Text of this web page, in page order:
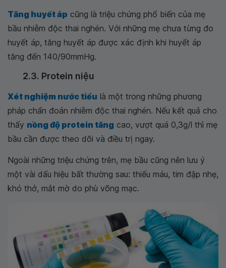
Tăng huyết áp cũng là triệu chứng phổ biến của mẹ
bầu nhiễm độc thai nghén. Với những mẹ chưa từng đo
huyết áp, tăng huyết áp được xác định khi huyết áp
tăng đến 140/90mmHg.
2.3. Protein niệu
Xét nghiệm nước tiểu là một trong những phương
pháp chẩn đoán nhiễm độc thai nghén. Nếu kết quả cho
thấy nồng độ protein tăng cao, vượt quá 0,3g/l thì mẹ
bầu cần được theo dõi và điều trị ngay.
Ngoài những triệu chứng trên, mẹ bầu cũng nên lưu ý
một vài dấu hiệu bất thường sau: thiếu máu, tim đập nhẹ,
khó thở, mắt mờ do phù võng mạc.